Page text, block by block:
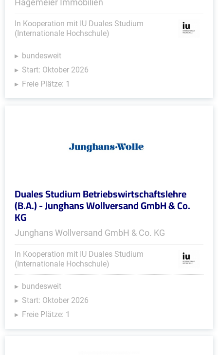
Hagemeier Immobilien
In Kooperation mit IU Duales Studium
(Internationale Hochschule)
bundesweit
Start: Oktober 2026
Freie Plätze: 1
Duales Studium Betriebswirtschaftslehre
(B.A.) - Junghans Wollversand GmbH & Co.
KG
Junghans Wollversand GmbH & Co. KG
In Kooperation mit IU Duales Studium
(Internationale Hochschule)
bundesweit
Start: Oktober 2026
Freie Plätze: 1